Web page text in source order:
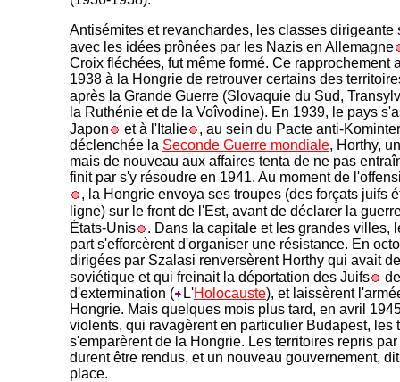
Antisémites et revanchardes, les classes dirigeante
avec les idées prônées par les Nazis en Allemagne
Croix fléchées, fut même formé. Ce rapprochement
1938 à la Hongrie de retrouver certains des
après la Grande Guerre (Slovaquie du Sud,
la Ruthénie et de la Voîvodine). En 1939, le pays
Japon
et à l'Italie
, au sein du Pacte anti-
déclenchée la Seconde Guerre mondiale, Horthy,
mais de nouveau aux affaires tenta de ne pas
finit par s'y résoudre en 1941. Au moment de
, la Hongrie envoya ses troupes (des forçats juifs
ligne) sur le front de l'Est, avant de déclarer la
États-Unis
. Dans la capitale et les grandes villes,
part s'efforcèrent d'organiser une résistance. En
dirigées par Szalasi renversèrent Horthy qui avait
soviétique et qui freinait la déportation des Juifs
d'extermination (
L'Holocauste), et laissèrent
Hongrie. Mais quelques mois plus tard, en avril
violents, qui ravagèrent en particulier Budapest, les
s'emparèrent de la Hongrie. Les territoires repris
durent être rendus, et un nouveau gouvernement,
place.